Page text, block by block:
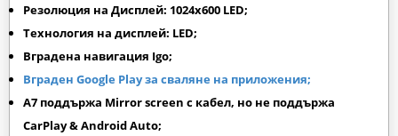
Резолюция на Дисплей: 1024х600 LED;
Технология на дисплей: LED;
Вградена навигация Igo;
Вграден Google Play за сваляне на приложения;
A7 поддържа Mirror screen с кабел, но не поддържа
CarPlay & Android Auto;